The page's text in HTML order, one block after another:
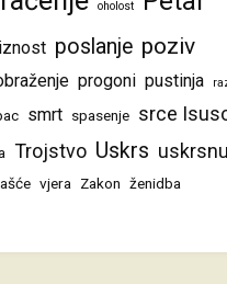
oholost
poslanje poziv
progoni pustinja
smrt spasenje srce
Trojstvo Uskrs
vjera Zakon ženidba